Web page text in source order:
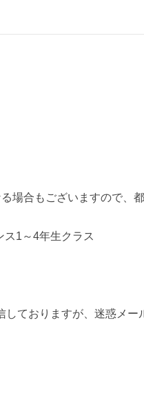
場合もございますので、
1～4年生クラス
しておりますが、迷惑メー